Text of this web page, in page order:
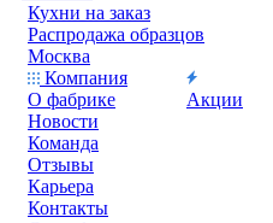
Кухни на заказ
Распродажа образцов
Москва
Компания
О фабрике
Новости
Команда
Отзывы
Карьера
Контакты
Акции